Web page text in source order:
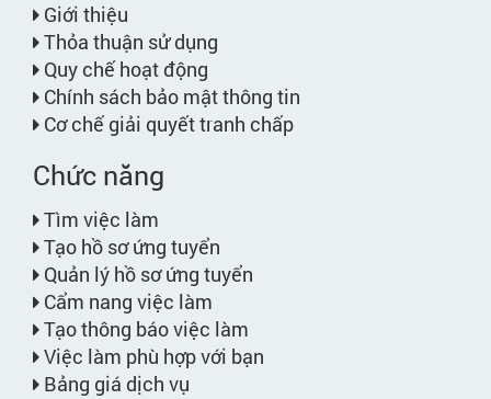
Giới thiệu
Thỏa thuận sử dụng
Quy chế hoạt động
Chính sách bảo mật thông tin
Cơ chế giải quyết tranh chấp
Chức năng
Tìm việc làm
Tạo hồ sơ ứng tuyển
Quản lý hồ sơ ứng tuyển
Cẩm nang việc làm
Tạo thông báo việc làm
Việc làm phù hợp với bạn
Bảng giá dịch vụ